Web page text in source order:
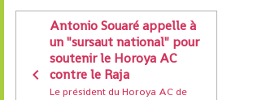
Antonio Souaré appelle à
un "sursaut national" pour
soutenir le Horoya AC
contre le Raja
Le président du Horoya AC de